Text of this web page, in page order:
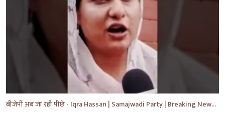
बीजेपी अब जा रही पीछे - Iqra Hassan | Samajwadi Party | Breaking News | Akhilesh Yadav |#shorts #yt